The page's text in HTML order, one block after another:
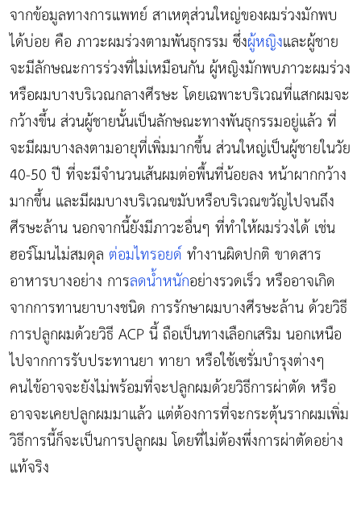
จากข้อมูลทางการแพทย์ สาเหตุส่วนใหญ่ของผมร่วงมักพบ
ได้บ่อย คือ ภาวะผมร่วงตามพันธุกรรม ซึ่งผู้หญิงและผู้ชาย
จะมีลักษณะการร่วงที่ไม่เหมือนกัน ผู้หญิงมักพบภาวะผมร่วง
หรือผมบางบริเวณกลางศีรษะ โดยเฉพาะบริเวณที่แสกผมจะ
กว้างขึ้น ส่วนผู้ชายนั้นเป็นลักษณะทางพันธุกรรมอยู่แล้ว ที่
จะมีผมบางลงตามอายุที่เพิ่มมากขึ้น ส่วนใหญ่เป็นผู้ชายในวัย
40-50 ปี ที่จะมีจำนวนเส้นผมต่อพื้นที่น้อยลง หน้าผากกว้าง
มากขึ้น และมีผมบางบริเวณขมับหรือบริเวณขวัญไปจนถึง
ศีรษะล้าน นอกจากนี้ยังมีภาวะอื่นๆ ที่ทำให้ผมร่วงได้ เช่น
ฮอร์โมนไม่สมดุล ต่อมไทรอยด์ทำงานผิดปกติ ขาดสาร
อาหารบางอย่าง การลดน้ำหนักอย่างรวดเร็ว หรืออาจเกิด
จากการทานยาบางชนิด การรักษาผมบางศีรษะล้าน ด้วยวิธี
การปลูกผมด้วยวิธี ACP นี้ ถือเป็นทางเลือกเสริม นอกเหนือ
ไปจากการรับประทานยา ทายา หรือใช้เซรั่มบำรุงต่างๆ
คนไข้อาจจะยังไม่พร้อมที่จะปลูกผมด้วยวิธีการผ่าตัด หรือ
อาจจะเคยปลูกผมมาแล้ว แต่ต้องการที่จะกระตุ้นรากผมเพิ่ม
วิธีการนี้ก็จะเป็นการปลูกผม โดยที่ไม่ต้องพึ่งการผ่าตัดอย่าง
แท้จริง